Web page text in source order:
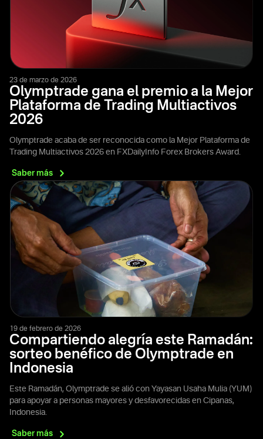
23 de marzo de 2026
Olymptrade gana el premio a la Mejor
Plataforma de Trading Multiactivos
2026
Olymptrade acaba de ser reconocida como la Mejor Plataforma de
Trading Multiactivos 2026 en FXDailyInfo Forex Brokers Award.
Sabermás
19 de febrero de 2026
Compartiendo alegría este Ramadán:
sorteo benéfico de Olymptrade en
Indonesia
Este Ramadán, Olymptrade se alió con Yayasan Usaha Mulia (YUM)
para apoyar a personas mayores y desfavorecidas en Cipanas,
Indonesia.
Sabermás